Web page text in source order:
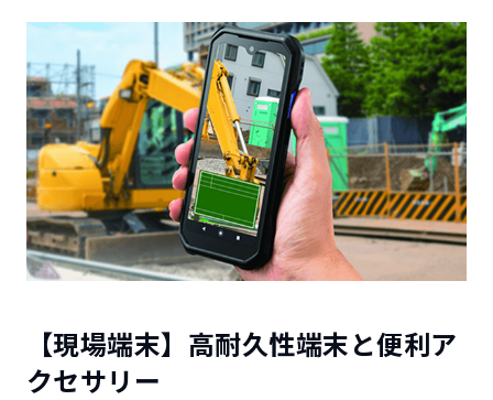
【現場端末】高耐久性端末と便利ア
クセサリー